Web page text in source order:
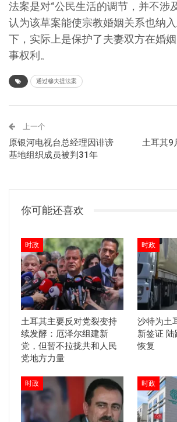
法案是对“公民生活的调节，并不涉
认为该草案能使宗教婚姻关系也纳
下，实际上是保护了夫妻双方在婚
事权利。
通过穆夫提法案
上一个
原银河电视台总经理因诽谤
基地组织成员被判31年
土耳其9
你可能还喜欢
时政
土耳其主要反对党裂变持
续发酵：厄泽尔组建新
党，但暂不拉拢共和人民
党地方力量
时政
沙特为土
新签证
恢复
时政 时政